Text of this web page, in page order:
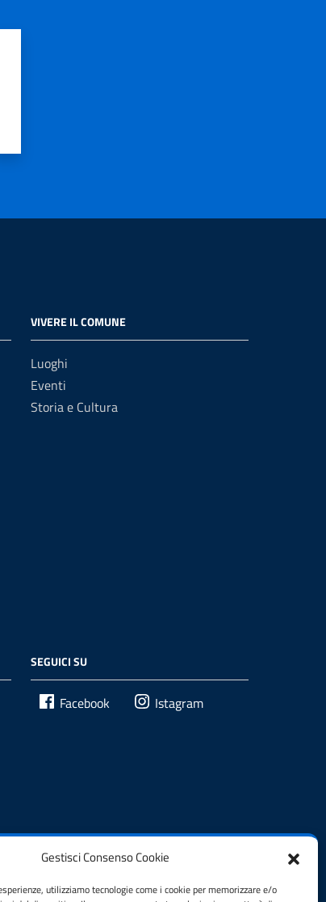
Gestisci Consenso Cookie
utilizziamo tecnologie come i cookie per memorizzare e/o
VIVERE IL COMUNE
Luoghi
Eventi
Storia e Cultura
SEGUICI SU
Facebook Istagram